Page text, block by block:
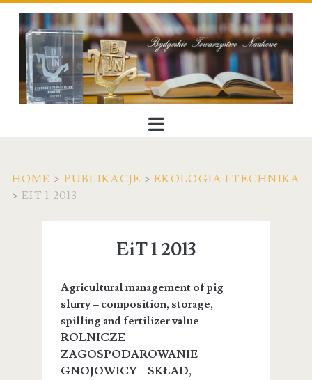
HOME > PUBLIKACJE >EKOLOGIA I TECHNIKA
>EIT 1 2013
EiT 1 2013
Agricultural management of pig
slurry – composition, storage,
spilling and fertilizer value
ROLNICZE
ZAGOSPODAROWANIE
GNOJOWICY – SKŁAD,